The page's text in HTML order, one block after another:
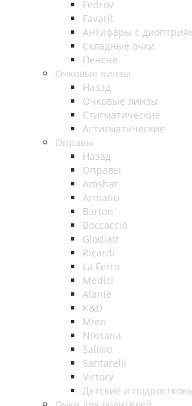
Fedrov
Favarit
Антифары с
Складные очки
Пенсне
Очковые линзы
Назад
Очковые линзы
Стигматические
Астигматические
Оправы
Назад
Оправы
Amshar
Armatio
Barton
Boccaccio
Glodiatr
Ricardi
La Ferro
Medici
Alanie
K&D
Mien
Nikitana
Salivio
Santarelli
Victory
Детские и